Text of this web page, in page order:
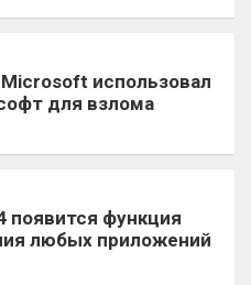
использовал
для взлома
появится функция
любых приложений